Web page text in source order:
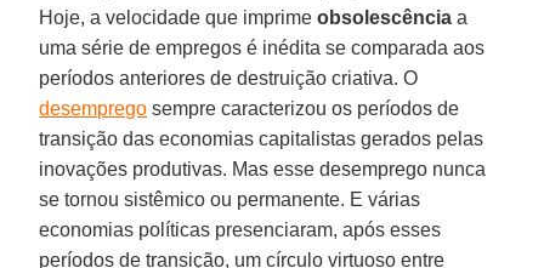
Hoje, a velocidade que imprimeobsolescência a
uma série de empregos é inédita se comparada aos
períodos anteriores de destruição criativa. O
desemprego sempre caracterizou os períodos de
transição das economias capitalistas gerados pelas
inovações produtivas. Mas esse desemprego nunca
se tornou sistêmico ou permanente. E várias
economias políticas presenciaram, após esses
períodos de transição, um círculo virtuoso entre